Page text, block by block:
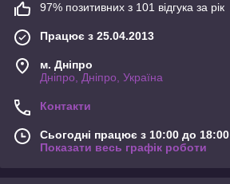
97% позитивних з 101 відгука за рік
Працює з 25.04.2013
м. Дніпро
Дніпро, Дніпро, Україна
Контакти
Сьогодні працює з 10:00 до 18:00
Показати весь графік роботи